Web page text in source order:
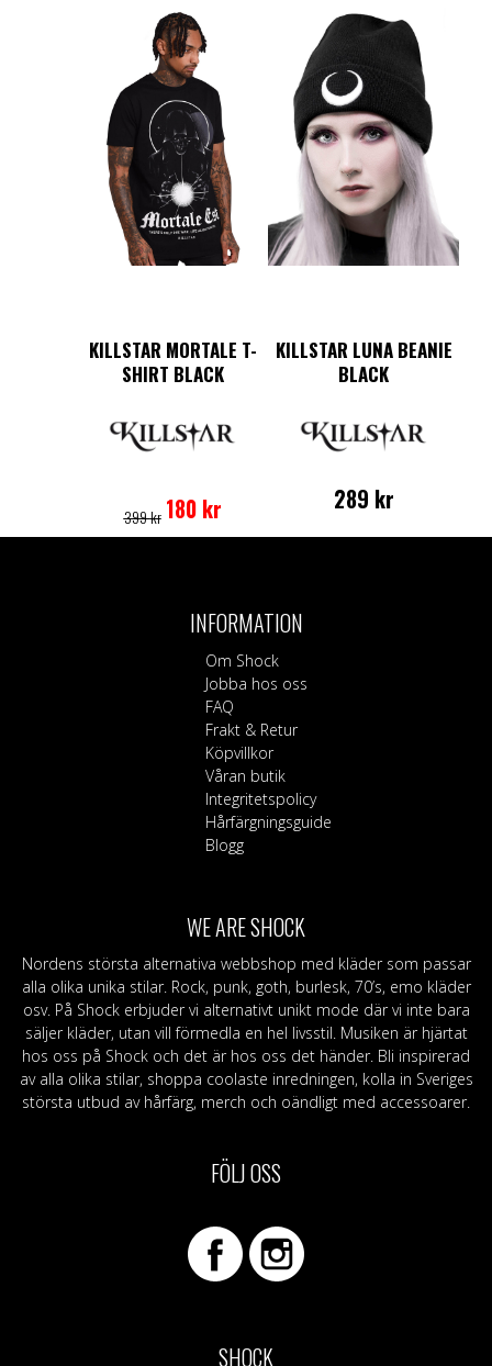
här
produkten
har
flera
varianter.
De
olika
alternativen
kan
väljas
på
produktsidan
här
produkten
flera
varianter.
De
olika
alternativen
kan
väljas
på
produktsidan
KILLSTAR MORTALE T-
SHIRT BLACK
399kr priset
var:
180 kr
är:
har
De
olika
alternativen
kan
väljas
på
produktsidan
KILLSTAR LUNA BEANIE
BLACK
289 kr
INFORMATION
Om Shock
Jobba hos oss
FAQ
Frakt & Retur
Köpvillkor
Våran butik
Integritetspolicy
Hårfärgningsguide
Blogg
WE ARE SHOCK
Nordens största alternativa webbshop med kläder som passar
alla olika unika stilar. Rock, punk, goth, burlesk, 70’s, emo kläder
osv. På Shock erbjuder vi alternativt unikt mode där vi inte bara
säljer kläder, utan vill förmedla en hel livsstil. Musiken är hjärtat
hos oss på Shock och det är hos oss det händer. Bli inspirerad
av alla olika stilar, shoppa coolaste inredningen, kolla in Sveriges
största utbud av hårfärg, merch och oändligt med accessoarer.
FÖLJ OSS
SHOCK